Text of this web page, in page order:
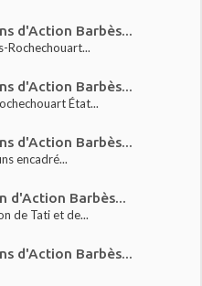
d'Action Barbès...
Rochechouart...
d'Action Barbès...
État...
d'Action Barbès...
encadré...
d'Action Barbès...
de Tati et de...
d'Action Barbès...